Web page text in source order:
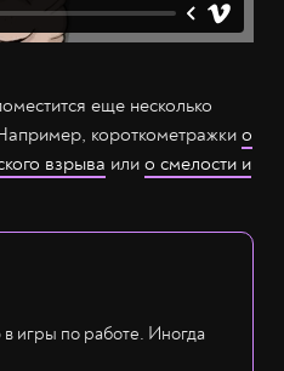
еще несколько
короткометражки о
взрыва или о смелости и
игры по работе. Иногда